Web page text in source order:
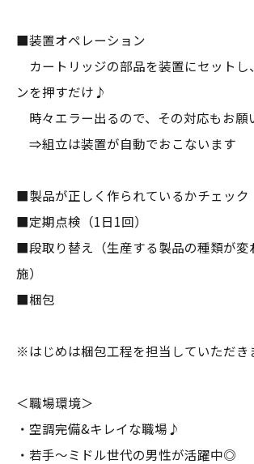
■装置オペレーション
カートリッジの部品を装置にセットし
ンを押すだけ♪
時々エラー出るので、その対応もお願
⇒組立は装置が自動でおこないます
■製品が正しく作られているかチェック
■定期点検（1日1回）
■段取り替え（生産する製品の種類が変
施）
■梱包
※はじめは梱包工程を担当していただき
＜職場環境＞
・空調完備&キレイな職場♪
・若手～ミドル世代の男性が活躍中◎